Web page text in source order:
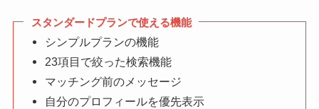
スタンダードプランで使える機能
シンプルプランの機能
23項目で絞った検索機能
マッチング前のメッセージ
自分のプロフィールを優先表示